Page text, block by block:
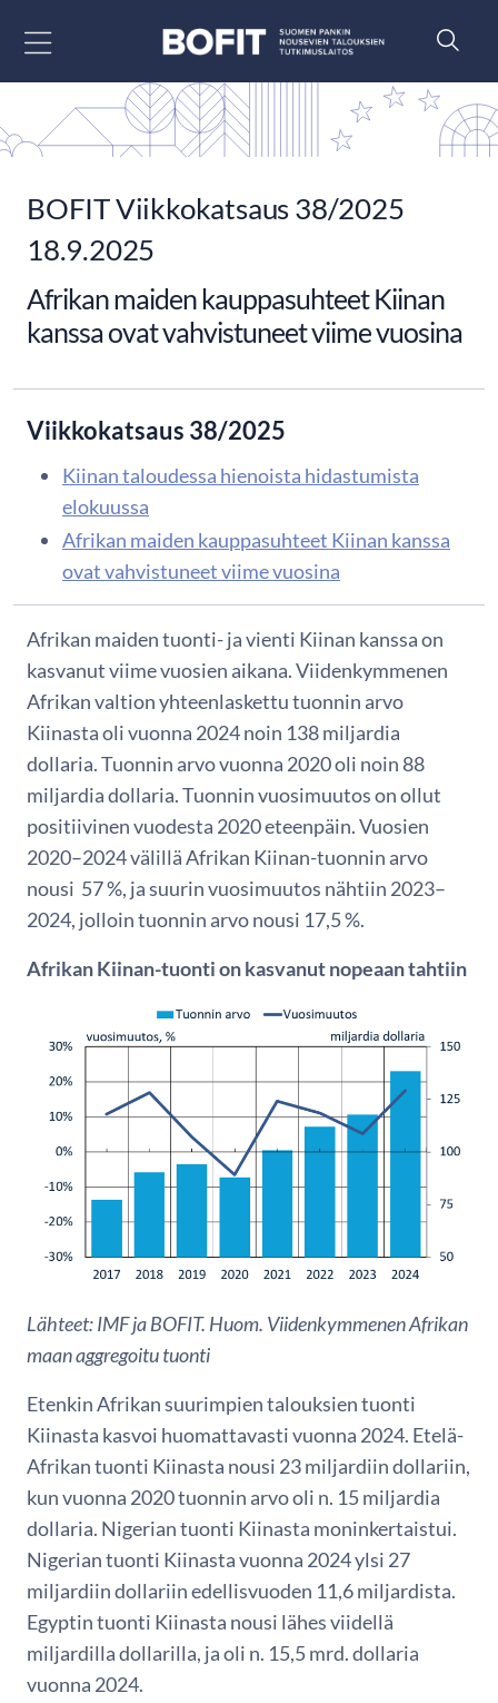
BOFIT Viikkokatsaus 38/2025
18.9.2025
Afrikan maiden kauppasuhteet Kiinan
kanssa ovat vahvistuneet viime vuosina
Viikkokatsaus 38/2025
Kiinan taloudessa hienoista hidastumista
elokuussa
Afrikan maiden kauppasuhteet Kiinan kanssa
ovat vahvistuneet viime vuosina
Afrikan maiden tuonti- ja vienti Kiinan kanssa on
kasvanut viime vuosien aikana. Viidenkymmenen
Afrikan valtion yhteenlaskettu tuonnin arvo
Kiinasta oli vuonna 2024 noin 138 miljardia
dollaria. Tuonnin arvo vuonna 2020 oli noin 88
miljardia dollaria. Tuonnin vuosimuutos on ollut
positiivinen vuodesta 2020 eteenpäin. Vuosien
2020–2024 välillä Afrikan Kiinan-tuonnin arvo
nousi 57 %, ja suurin vuosimuutos nähtiin 2023–
2024, jolloin tuonnin arvo nousi 17,5 %.
Afrikan Kiinan-tuonti on kasvanut nopeaan tahtiin
Lähteet: IMF ja BOFIT. Huom. Viidenkymmenen Afrikan
maan aggregoitu tuonti
Etenkin Afrikan suurimpien talouksien tuonti
Kiinasta kasvoi huomattavasti vuonna 2024. Etelä-
Afrikan tuonti Kiinasta nousi 23 miljardiin dollariin,
kun vuonna 2020 tuonnin arvo oli n. 15 miljardia
dollaria. Nigerian tuonti Kiinasta moninkertaistui.
Nigerian tuonti Kiinasta vuonna 2024 ylsi 27
miljardiin dollariin edellisvuoden 11,6 miljardista.
Egyptin tuonti Kiinasta nousi lähes viidellä
miljardilla dollarilla, ja oli n. 15,5 mrd. dollaria
vuonna 2024.